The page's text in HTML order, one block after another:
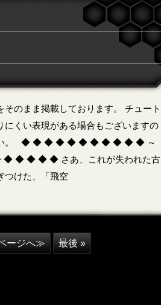
のまま掲載しております。 チュート
にくい表現がある場合もございますの
さい。 ◆ ◆ ◆ ◆ ◆ ◆ ◆ ◆ ◆ ◆ ◆ ～
◆ ◆ ◆ ◆ さあ、これが失われた古
つけた、「飛空
ージへ≫ 最後 »